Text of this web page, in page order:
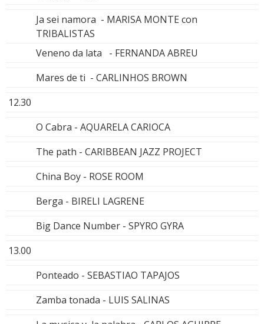
Ja sei namora - MARISA MONTE con
TRIBALISTAS
Veneno da lata - FERNANDA ABREU
Mares de ti - CARLINHOS BROWN
12.30
O Cabra - AQUARELA CARIOCA
The path - CARIBBEAN JAZZ PROJECT
China Boy - ROSE ROOM
Berga - BIRELI LAGRENE
Big Dance Number - SPYRO GYRA
13.00
Ponteado - SEBASTIAO TAPAJOS
Zamba tonada - LUIS SALINAS